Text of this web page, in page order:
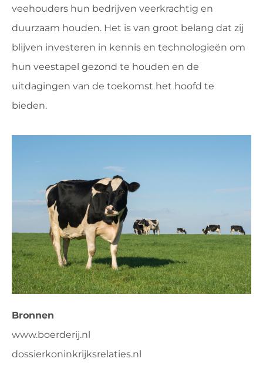
veehouders hun bedrijven veerkrachtig en
duurzaam houden. Het is van groot belang dat zij
blijven investeren in kennis en technologieën om
hun veestapel gezond te houden en de
uitdagingen van de toekomst het hoofd te
bieden.
Bronnen
www.boerderij.nl
dossierkoninkrijksrelaties.nl